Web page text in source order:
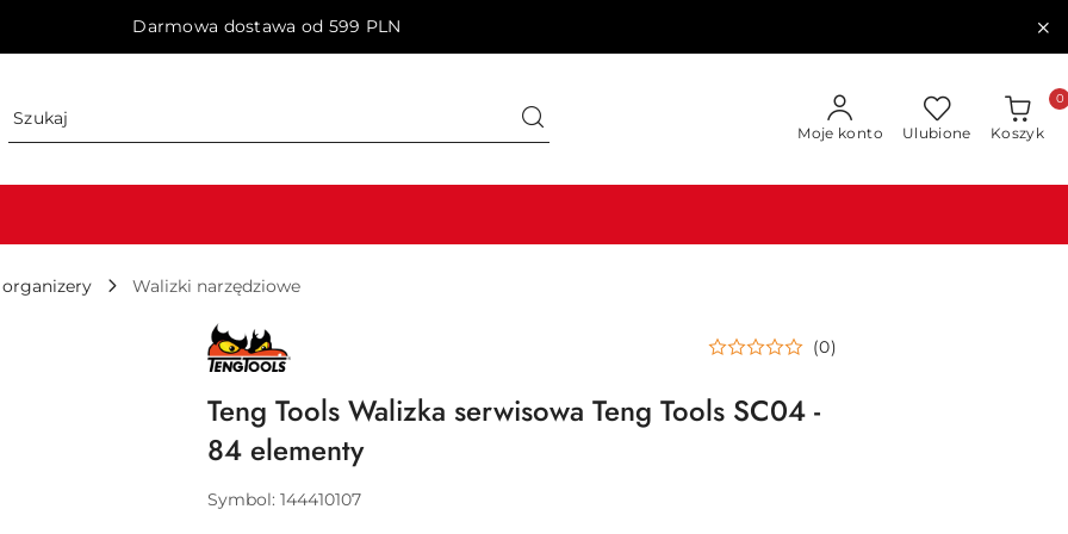
Darmowa dostawa od 599 PLN
Moje konto Ulubione Koszyk
0
Walizki narzędziowe
NAZWA
PRODUCENTA:
TENG
(0)
Teng Tools Walizka serwisowa Teng Tools SC04 -
84 elementy
Symbol: 144410107